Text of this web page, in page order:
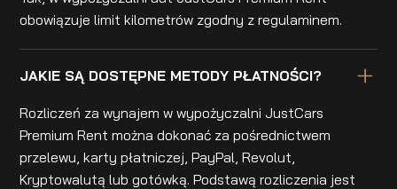
obowiązuje limit kilometrów zgodny z regulaminem.
JAKIE SĄ DOSTĘPNE METODY PŁATNOŚCI?
Rozliczeń za wynajem w wypożyczalni JustCars
Premium Rent można dokonać za pośrednictwem
przelewu, karty płatniczej, PayPal, Revolut,
Kryptowalutą lub gotówką. Podstawą rozliczenia jest